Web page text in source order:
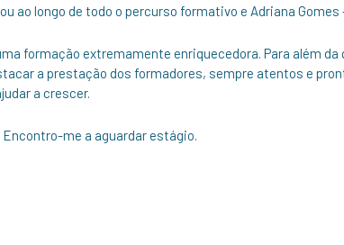
ao longo de todo o percurso formativo e Adriana Gomes
formação extremamente enriquecedora. Para além da
a prestação dos formadores, sempre atentos e
a crescer.
me a aguardar estágio.